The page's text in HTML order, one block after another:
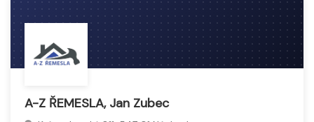
A-Z ŘEMESLA, Jan Zubec